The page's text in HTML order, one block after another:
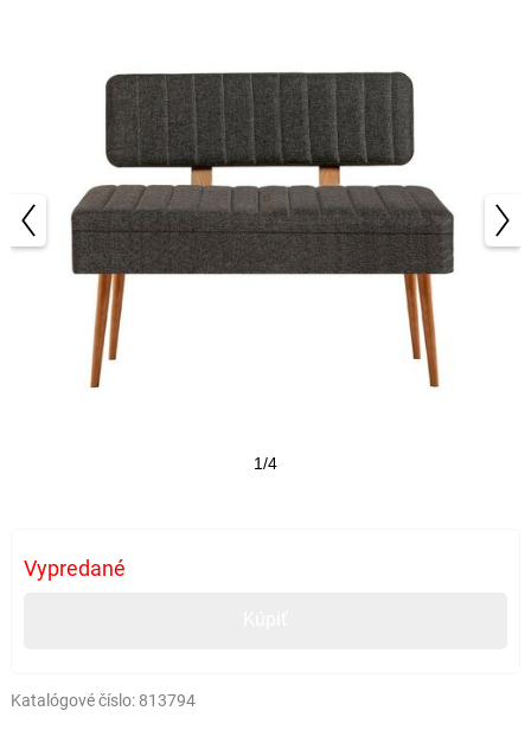
1/4
Vypredané
Katalógové číslo: 813794